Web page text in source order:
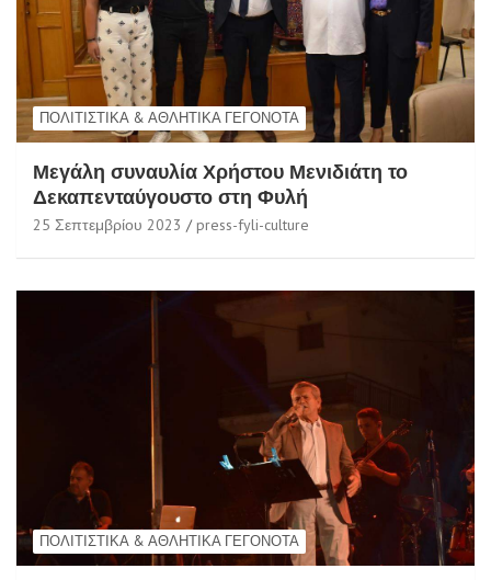
ΠΟΛΙΤΙΣΤΙΚΆ & ΑΘΛΗΤΙΚΆ ΓΕΓΟΝΌΤΑ
Μεγάλη συναυλία Χρήστου Μενιδιάτη το
Δεκαπενταύγουστο στη Φυλή
25 Σεπτεμβρίου 2023 press-fyli-culture
ΠΟΛΙΤΙΣΤΙΚΆ & ΑΘΛΗΤΙΚΆ ΓΕΓΟΝΌΤΑ